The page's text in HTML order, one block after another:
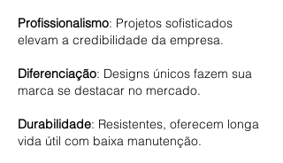
Profissionalismo: Projetos sofisticados
elevam a credibilidade da empresa.
Diferenciação: Designs únicos fazem sua
marca se destacar no mercado.
Durabilidade: Resistentes, oferecem longa
vida útil com baixa manutenção.